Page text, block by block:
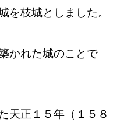
を枝城としました。
かれた城のことで
天正１５年（１５８